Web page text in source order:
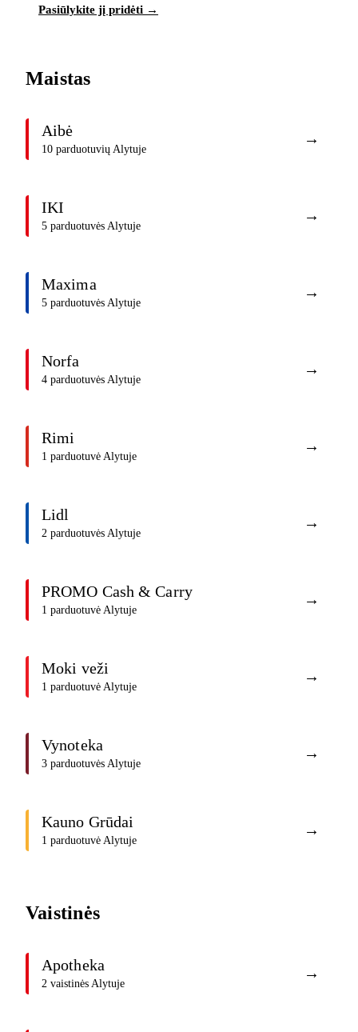
Pasiūlykite jį pridėti →
Maistas
Aibė
10 parduotuvių Alytuje
→
IKI
5 parduotuvės Alytuje
→
Maxima
5 parduotuvės Alytuje
→
Norfa
4 parduotuvės Alytuje
→
Rimi
1 parduotuvė Alytuje
→
Lidl
2 parduotuvės Alytuje
→
PROMO Cash & Carry
1 parduotuvė Alytuje
→
Moki veži
1 parduotuvė Alytuje
→
Vynoteka
3 parduotuvės Alytuje
→
Kauno Grūdai
1 parduotuvė Alytuje
→
Vaistinės
Apotheka
2 vaistinės Alytuje
→